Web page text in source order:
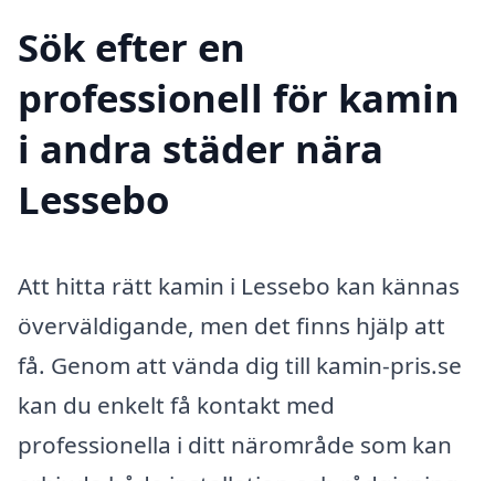
Sök efter en
professionell för kamin
i andra städer nära
Lessebo
Att hitta rätt kamin i Lessebo kan kännas
överväldigande, men det finns hjälp att
få. Genom att vända dig till kamin-pris.se
kan du enkelt få kontakt med
professionella i ditt närområde som kan